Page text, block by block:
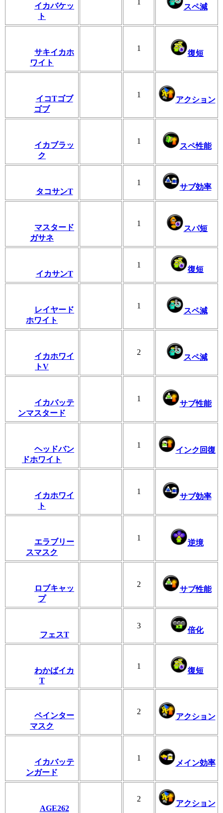
イカバケッ
ト
スペ減
サキイカホ
ワイト
1
復短
イコTゴブ
ゴブ
1
アクション
イカブラッ
ク
1
スペ性能
タコサンT
1
サブ効率
マスタード
ガサネ
1
スパ短
イカサンT
1
復短
レイヤード
ホワイト
1
スペ減
イカホワイ
トV
2
スペ減
イカバッテ
ンマスタード
1
サブ性能
ヘッドバン
ドホワイト
1
インク回復
イカホワイ
ト
1
サブ効率
エラブリー
スマスク
1
逆境
ロブキャッ
プ
2
サブ性能
フェスT
3
倍化
わかばイカ
T
1
復短
ペインター
マスク
2
アクション
イカバッテ
ンガード
1
メイン効率
AGE262
2
アクション